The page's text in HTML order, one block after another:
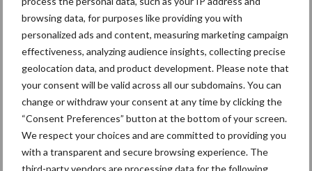
browsing data, for purposes like providing you with
personalized ads and content, measuring marketing campaign
effectiveness, analyzing audience insights, collecting precise
geolocation data, and product development. Please note that
your consent will be valid across all our subdomains. You can
change or withdraw your consent at any time by clicking the
“Consent Preferences” button at the bottom of your screen.
We respect your choices and are committed to providing you
with a transparent and secure browsing experience. The
third-party vendors are processing data for the following
het brede voedselvraagstuk, om zo producenten, consumenten,
boeren en burgers met elkaar te verbinden. Dat doen we al,
bijvoorbeeld met ons Food Forward programma. Die inzet voor
meer wederzijds begrip zetten we onverdroten voort,” aldus Van
Huët.
Bron: Rabobank
Aanbevolen voor jou!